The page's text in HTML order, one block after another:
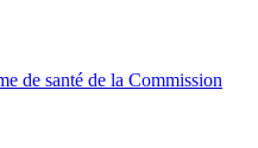
de santé de la Commission